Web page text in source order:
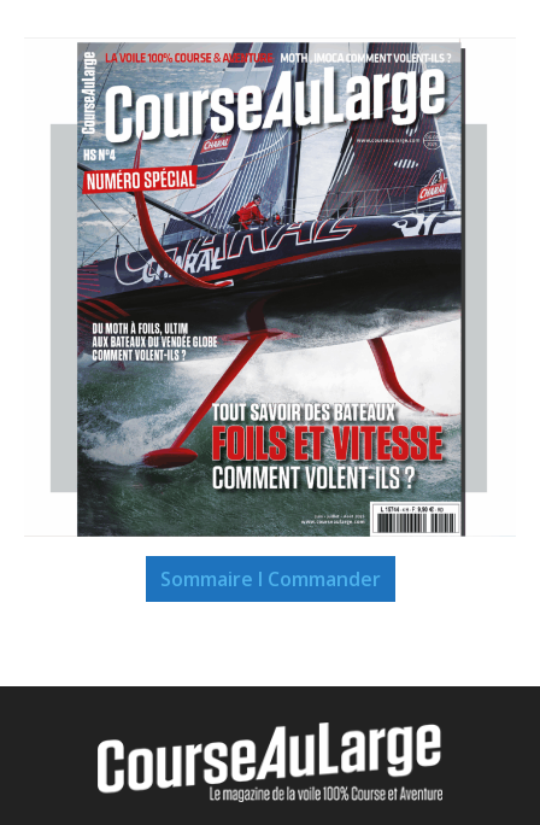
Sommaire I Commander